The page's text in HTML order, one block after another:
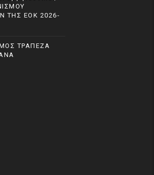
ΤΗΣ ΕΟΚ 2026-
ΤΡΑΠΕΖΑ